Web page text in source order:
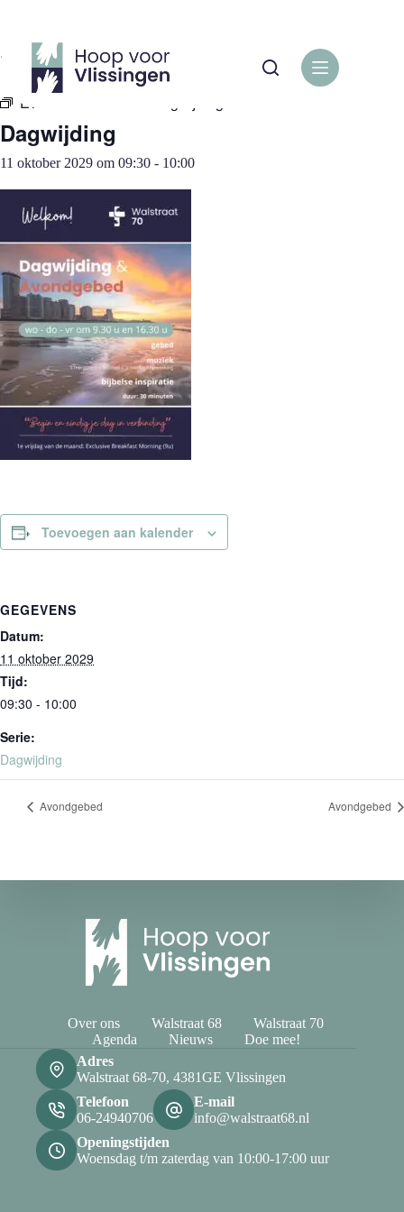
inhoud
« Alle Evenementen
Evenementenreeks:
Dagwijding
11 oktober 2029 om 09:30 - 10:00
Toevoegen aan kalender
GEGEVENS
Datum:
11 oktober 2029
Tijd:
09:30 - 10:00
Serie:
Dagwijding
Avondgebed Avondgebed
Over ons Walstraat 68
Walstraat 70
Agenda
Nieuws
Doe mee!
Adres
Walstraat 68-70, 4381GE Vlissingen
Telefoon
06-24940706
E-mail
info@walstraat68.nl
Openingstijden
Woensdag t/m zaterdag van 10:00-17:00 uur